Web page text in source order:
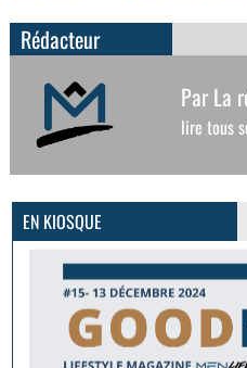
Rédacteur
Par La
lire tous
EN KIOSQUE PLUS